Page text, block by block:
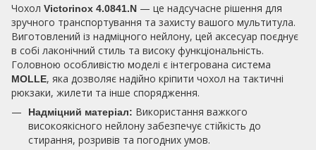
Чохол Victorinox 4.0841.N — це надсучасне рішення для
зручного транспортування та захисту вашого мультитула.
Виготовлений із надміцного нейлону, цей аксесуар поєднує
в собі лаконічний стиль та високу функціональність.
Головною особливістю моделі є інтегрована система
MOLLE, яка дозволяє надійно кріпити чохол на тактичні
рюкзаки, жилети та інше спорядження.
Надміцний матеріал: Використання важкого
високоякісного нейлону забезпечує стійкість до
стирання, розривів та погодних умов.